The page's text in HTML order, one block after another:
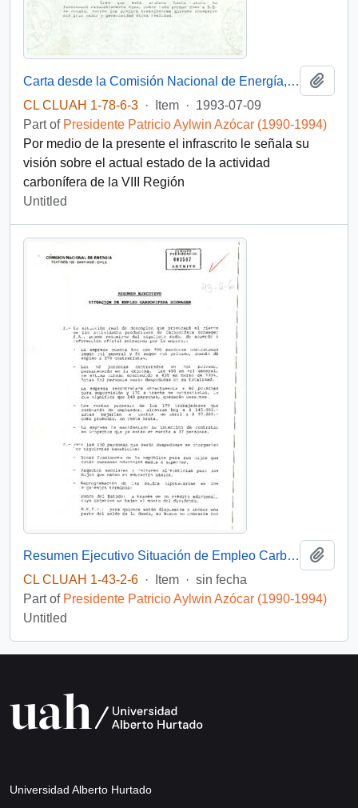
Carta desde la Comisión Nacional de Energía, de su Ministro Presidente, sr. Jaime Tohá González, dirigida al Excelentísimo Señor Presidente de la República, Don Patricio Aylwin Azócar
CL CLUAH 1-78-6-3 · Item · 1993-07-09
Part of Presidente Patricio Aylwin Azócar (1990-1994)
Por medio de la presente el infrascrito le señala su
visión sobre el actual estado de la actividad
carbonífera de la VIII Región
Untitled
Resumen Ejecutivo Situación de Empleo Carbonífera Schwager
CL CLUAH 1-43-2-6 · Item · sin fecha
Part of Presidente Patricio Aylwin Azócar (1990-1994)
Untitled
Universidad Alberto Hurtado